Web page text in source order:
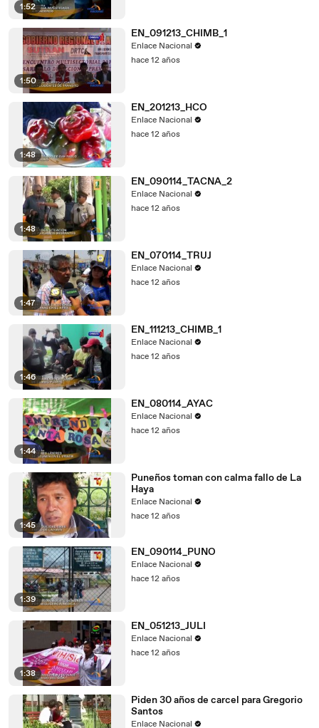
1:52
1:50
EN_091213_CHIMB_1
Enlace Nacional
hace 12 años
1:48
EN_201213_HCO
Enlace Nacional
hace 12 años
1:48
EN_090114_TACNA_2
Enlace Nacional
hace 12 años
1:47
EN_070114_TRUJ
Enlace Nacional
hace 12 años
1:46
EN_111213_CHIMB_1
Enlace Nacional
hace 12 años
1:44
EN_080114_AYAC
Enlace Nacional
hace 12 años
1:45
Puneños toman con calma fallo de La
Haya
Enlace Nacional
hace 12 años
1:39
EN_090114_PUNO
Enlace Nacional
hace 12 años
1:38
EN_051213_JULI
Enlace Nacional
hace 12 años
Piden 30 años de carcel para Gregorio
Santos
Enlace Nacional